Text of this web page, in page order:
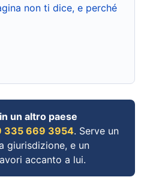
non ti dice, e perché
un altro paese
335 669 3954. Serve un
giurisdizione, e un
accanto a lui.